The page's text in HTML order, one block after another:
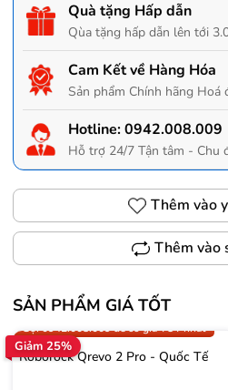
Quà tặng Hấp dẫn
Qùa tặng hấp dẫn lên tới
Cam Kết về Hàng Hóa
Sản phẩm Chính hãng Hoá
Hotline:0942.008.009
Hỗ trợ 24/7 Tận tâm - Chu
Thêm vào
Thêm vào
SẢN PHẨM GIÁ TỐT
Giảm 25%
Trợ giá 300.000đ
Gọi 0942.008.009 để có giá TỐT nhất
Roborock Qrevo 2 Pro - Quốc Tế